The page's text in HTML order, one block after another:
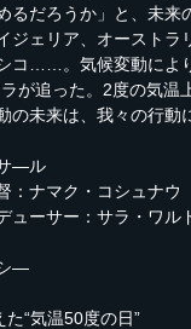
るだろうか」と、未来
ジェリア、オーストラ
コ……。気候変動によ
が追った。2度の気温
の未来は、我々の行動
―ル
：ナマク・コシュナウ
ューサー：サラ・ワル
―
“気温50度の日”